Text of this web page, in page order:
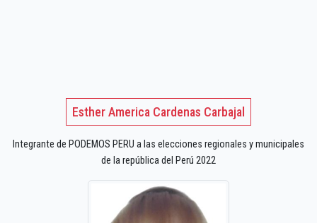
Esther America Cardenas Carbajal
Integrante de PODEMOS PERU a las elecciones regionales y municipales
de la república del Perú 2022